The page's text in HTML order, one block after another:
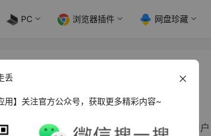
PC 浏览器插件 网盘珍藏
辑器_v1.2 简体中文版
编辑和照片增强器，提供独特的工具包，让用户
丢
用】关注官方公众号，获取更多精彩内容~